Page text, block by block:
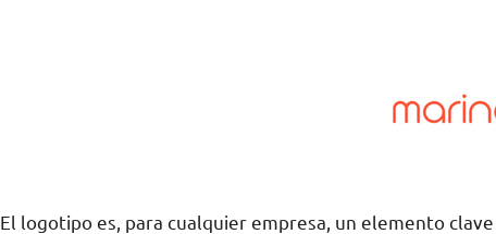
El logotipo es, para cualquier empresa, un elemento